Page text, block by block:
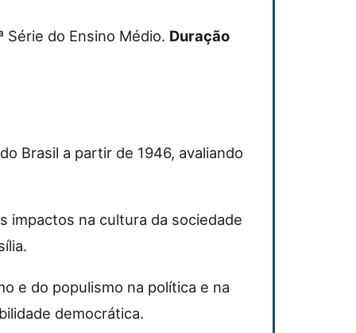
Série do Ensino Médio. Duração
Brasil a partir de 1946, avaliando
impactos na cultura da sociedade
e do populismo na política e na
democrática.